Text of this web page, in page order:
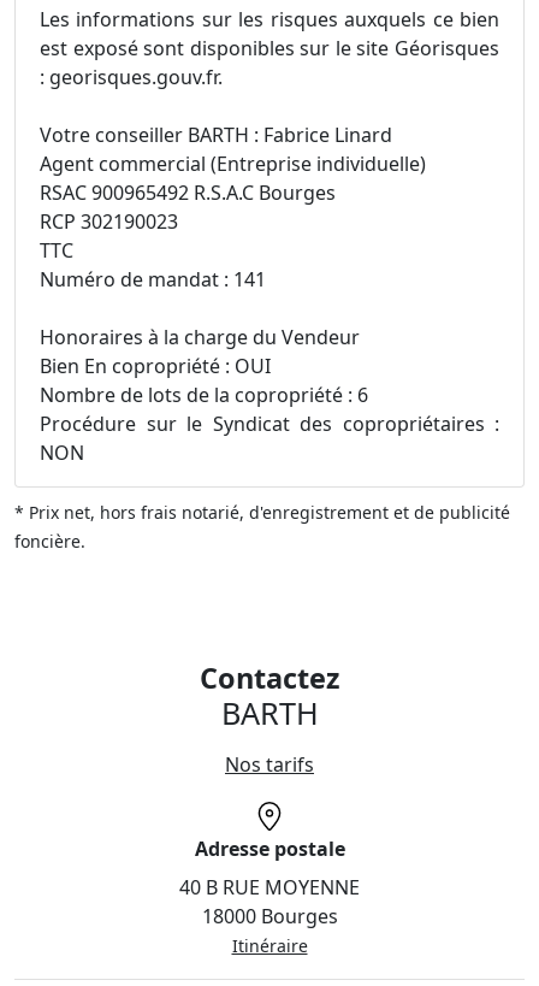
Les informations sur les risques auxquels ce bien
est exposé sont disponibles sur le site Géorisques
: georisques.gouv.fr.
Votre conseiller BARTH : Fabrice Linard
Agent commercial (Entreprise individuelle)
RSAC 900965492 R.S.A.C Bourges
RCP 302190023
TTC
Numéro de mandat : 141
Honoraires à la charge du Vendeur
Bien En copropriété : OUI
Nombre de lots de la copropriété : 6
Procédure sur le Syndicat des copropriétaires :
NON
* Prix net, hors frais notarié, d'enregistrement et de publicité
foncière.
Contactez
BARTH
Nos tarifs
Adresse postale
40 B RUE MOYENNE
18000 Bourges
Itinéraire